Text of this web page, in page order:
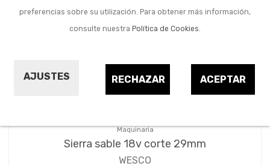
preferencias sobre su utilización. Para obtener más información,
consulte nuestra Política de Cookies.
AJUSTES ACEPTAR
RECHAZAR
Ordenar por:
Maquinaria
Sierra sable 18v corte 29mm
WESCO